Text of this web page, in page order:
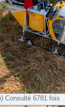
Consulté 6781 fois